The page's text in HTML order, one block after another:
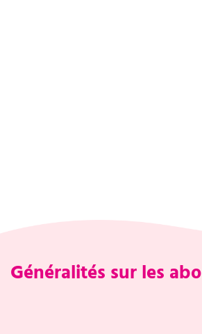
Généralités sur les